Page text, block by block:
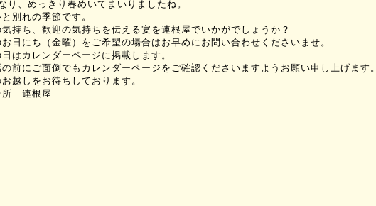
り、めっきり春めいてまいりましたね。
別れの季節です。
持ち、歓迎の気持ちを伝える宴を連根屋でいかがでしょうか？
お日にち（金曜）をご希望の場合はお早めにお問い合わせくださいませ。
はカレンダーページに掲載します。
の前にご面倒でもカレンダーページをご確認くださいますようお願い申し上げます。
越しをお待ちしております。
所 連根屋